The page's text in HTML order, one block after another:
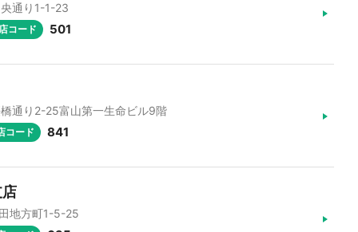
通り1-1-23
コード 501
通り2-25富山第一生命ビル9階
コード 841
地方町1-5-25